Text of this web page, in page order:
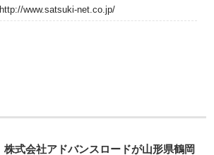
http://www.satsuki-net.co.jp/
株式会社アドバンスロードが山形県鶴岡